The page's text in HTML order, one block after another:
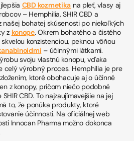
CBD kozmetika na pleť, vlasy aj
– Hemphilia, SHIR CBD a
našej bohatej skúsenosti po niekoľkých
z konope. Okrem bohatého a čistého
konzistenciou, peknou vôňou
– účinnými látkami.
svoju vlastnú konopu, vďaka
celý výrobný proces. Hemphilia je pre
ktoré obohacuje aj o účinné
z konopy, pričom niečo podobné
CBD. To najzaujímavejšie na jej
to, že ponúka produkty, ktoré
účinnosti. Na oficiálnej web
Innocan Pharma možno dokonca